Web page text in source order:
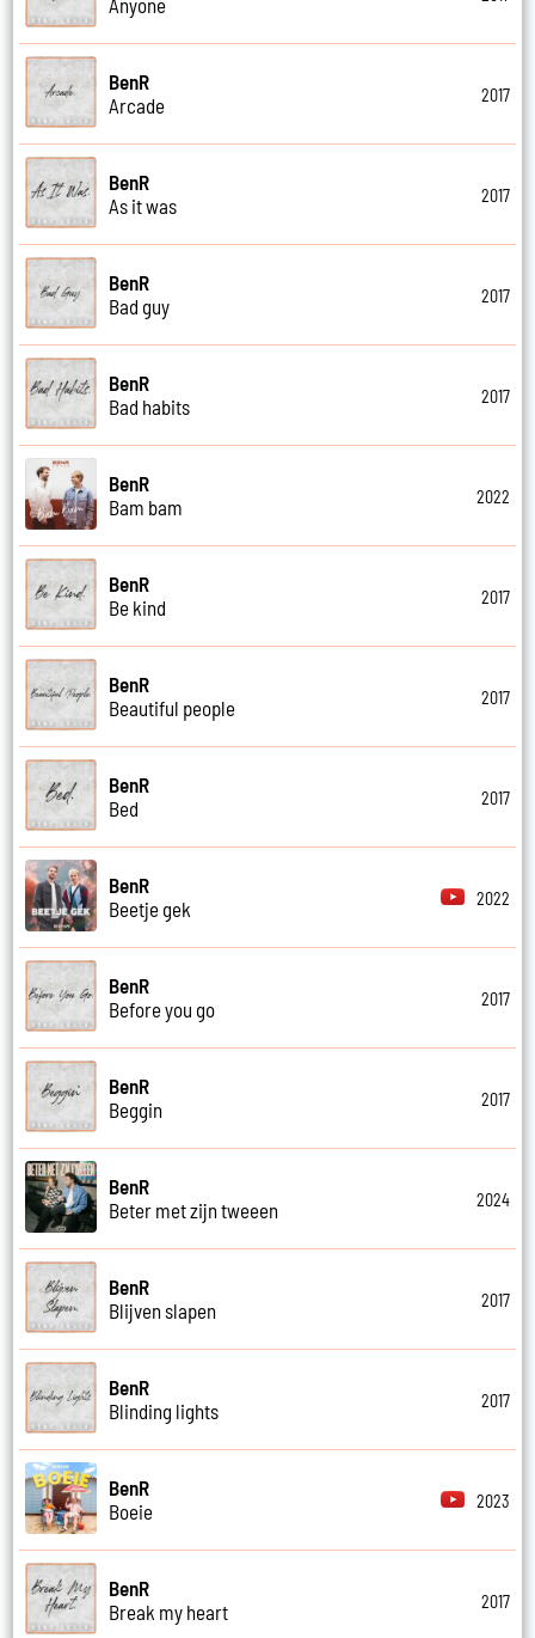
Anyone
BenR
Arcade
2017
BenR
As it was
2017
BenR
Bad guy
2017
BenR
Bad habits
2017
BenR
Bam bam
2022
BenR
Be kind
2017
BenR
Beautiful people
2017
BenR
Bed
2017
BenR
Beetje gek
2022
BenR
Before you go
2017
BenR
Beggin
2017
BenR
Beter met zijn tweeen
2024
BenR
Blijven slapen
2017
BenR
Blinding lights
2017
BenR
Boeie
2023
BenR
Break my heart
2017